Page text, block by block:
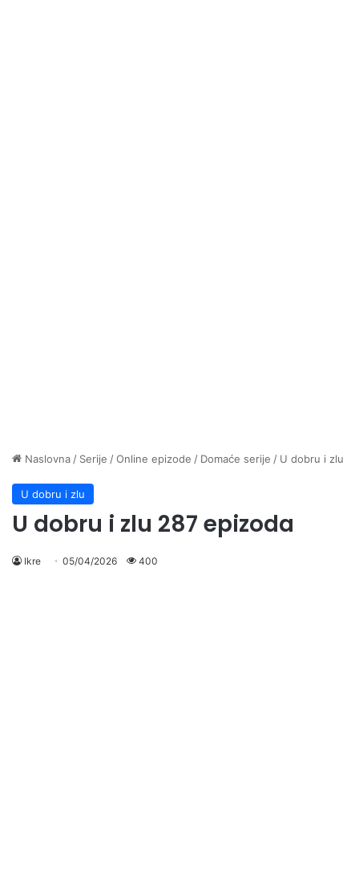
Naslovna / Serije /Online epizode / Domaće serije / U dobru i zlu
U dobru i zlu
U dobru i zlu 287 epizoda
Ikre 05/04/2026 400